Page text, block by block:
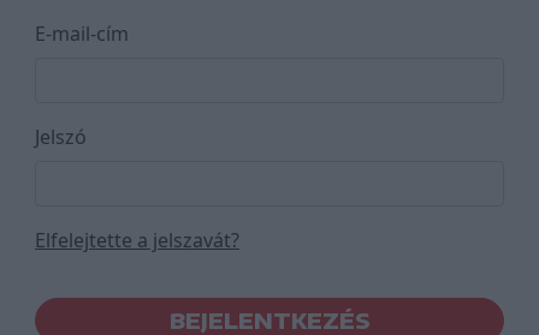
E-mail-cím
Jelszó
Elfelejtette a jelszavát?
BEJELENTKEZÉS